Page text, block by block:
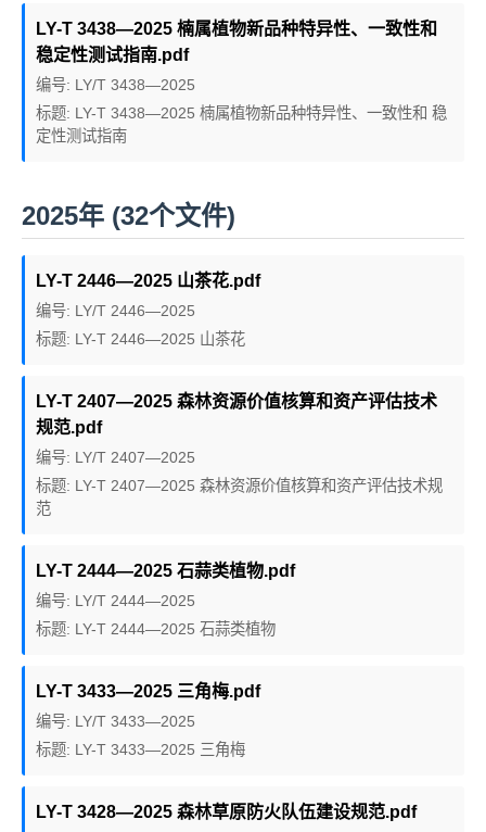
LY-T 3438—2025 楠属植物新品种特异性、一致性和
稳定性测试指南.pdf
编号: LY/T 3438—2025
标题: LY-T 3438—2025 楠属植物新品种特异性、一致性和 稳
定性测试指南
2025年 (32个文件)
LY-T 2446—2025 山茶花.pdf
编号: LY/T 2446—2025
标题: LY-T 2446—2025 山茶花
LY-T 2407—2025 森林资源价值核算和资产评估技术
规范.pdf
编号: LY/T 2407—2025
标题: LY-T 2407—2025 森林资源价值核算和资产评估技术规
范
LY-T 2444—2025 石蒜类植物.pdf
编号: LY/T 2444—2025
标题: LY-T 2444—2025 石蒜类植物
LY-T 3433—2025 三角梅.pdf
编号: LY/T 3433—2025
标题: LY-T 3433—2025 三角梅
LY-T 3428—2025 森林草原防火队伍建设规范.pdf